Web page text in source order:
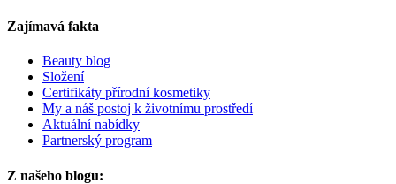
Zajímavá fakta
Beauty blog
Složení
Certifikáty přírodní kosmetiky
My a náš postoj k životnímu prostředí
Aktuální nabídky
Partnerský program
Z našeho blogu: